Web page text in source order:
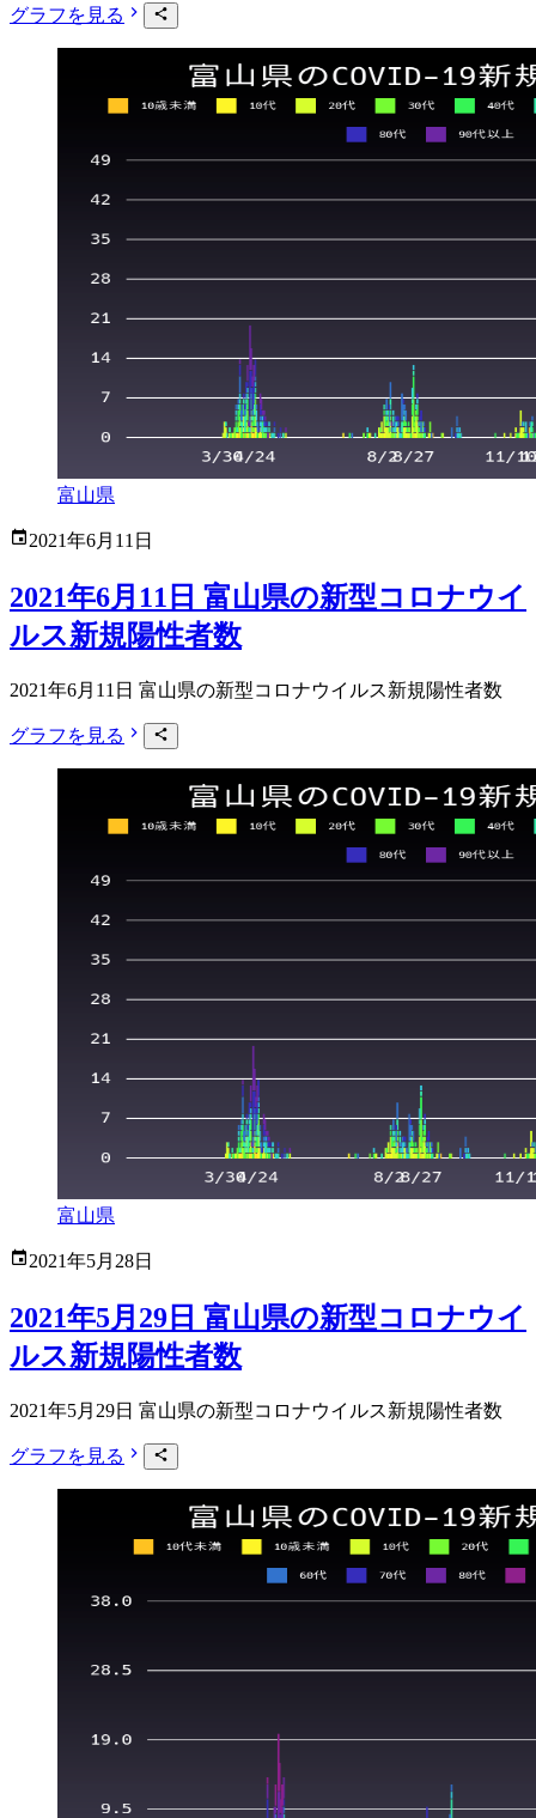
グラフを見る
富山県
2021年6月11日
2021年6月11日 富山県の新型コロナウイ
ルス新規陽性者数
2021年6月11日 富山県の新型コロナウイルス新規陽性者数
グラフを見る
富山県
2021年5月28日
2021年5月29日 富山県の新型コロナウイ
ルス新規陽性者数
2021年5月29日 富山県の新型コロナウイルス新規陽性者数
グラフを見る